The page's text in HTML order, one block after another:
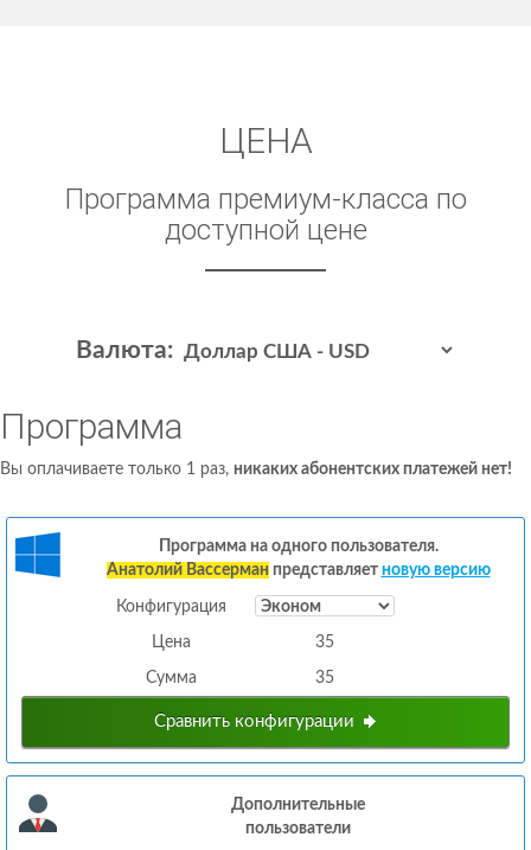
ЦЕНА
Программа премиум-класса по
доступной цене
Валюта:
Программа
Вы оплачиваете только 1 раз, никаких абонентских платежей нет!
Программа на одного пользователя.
Анатолий Вассерман представляет новую версию
Конфигурация
Цена 35
Сумма 35
Сравнить конфигурации
Дополнительные
пользователи